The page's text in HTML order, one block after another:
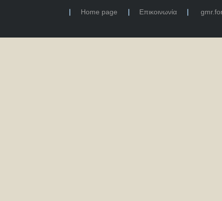
Home page Επικοινωνία